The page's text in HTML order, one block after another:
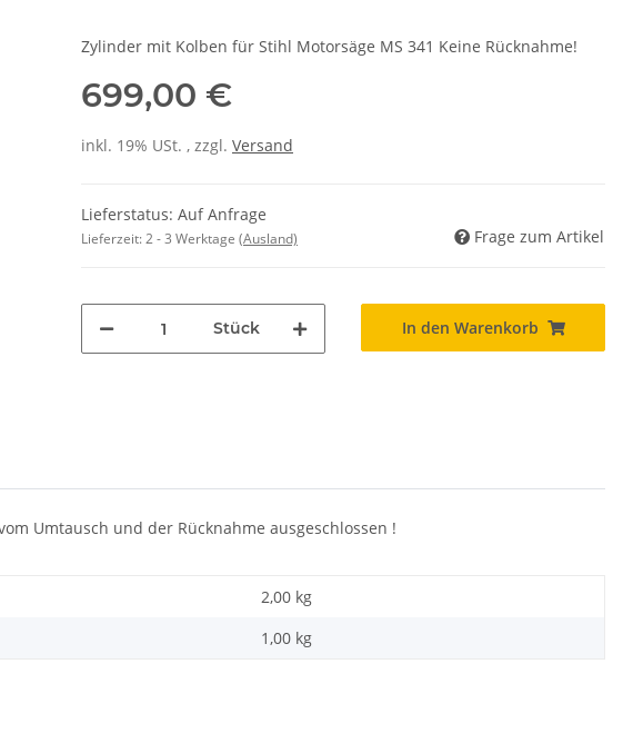
Zylinder mit Kolben für Stihl Motorsäge MS 341 Keine Rücknahme!
699,00 €
inkl. 19% USt. , zzgl. Versand
Lieferstatus: Auf Anfrage
Lieferzeit:2 - 3 Werktage (Ausland) Frage zum Artikel
Stück In den Warenkorb
Umtausch und der Rücknahme ausgeschlossen !
2,00 kg
1,00 kg